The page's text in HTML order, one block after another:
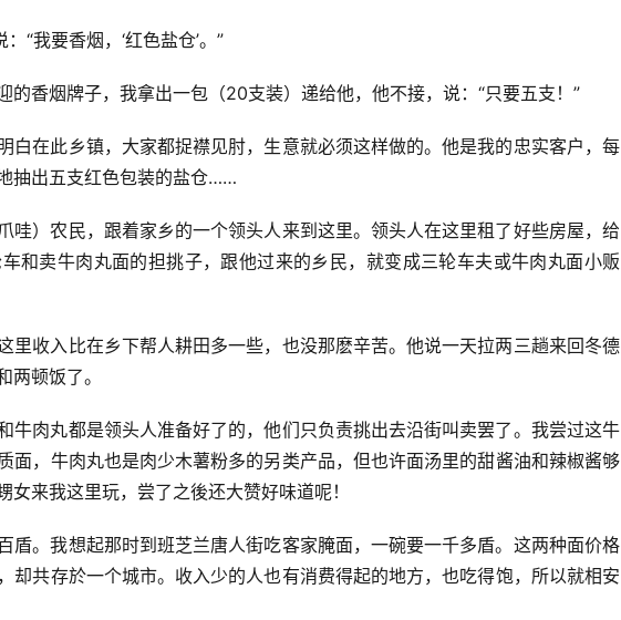
“我要香烟，‘红色盐仓’。”
的香烟牌子，我拿出一包（20支装）递给他，他不接，说：“只要五支！”
白在此乡镇，大家都捉襟见肘，生意就必须这样做的。他是我的忠实客户，每
抽出五支红色包装的盐仓……
哇）农民，跟着家乡的一个领头人来到这里。领头人在这里租了好些房屋，给
和卖牛肉丸面的担挑子，跟他过来的乡民，就变成三轮车夫或牛肉丸面小贩
里收入比在乡下帮人耕田多一些，也没那麽辛苦。他说一天拉两三趟来回冬德
顿饭了。
牛肉丸都是领头人准备好了的，他们只负责挑出去沿街叫卖罢了。我尝过这牛
面，牛肉丸也是肉少木薯粉多的另类产品，但也许面汤里的甜酱油和辣椒酱够
来我这里玩，尝了之後还大赞好味道呢！
盾。我想起那时到班芝兰唐人街吃客家腌面，一碗要一千多盾。这两种面价格
却共存於一个城市。收入少的人也有消费得起的地方，也吃得饱，所以就相安